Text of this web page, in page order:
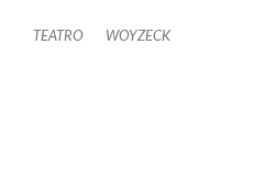
TEATRO WOYZECK